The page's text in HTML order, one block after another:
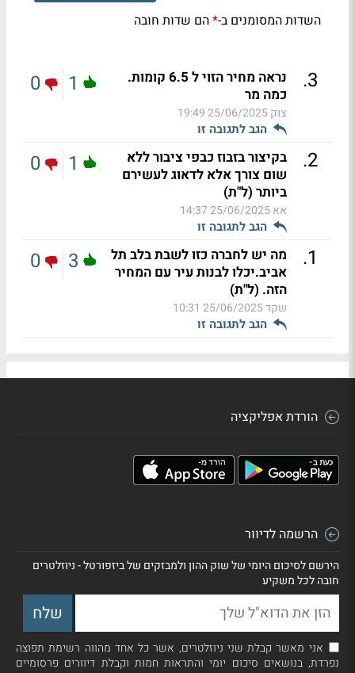
השדות המסומנים ב-*הם שדות חובה
3
.
נראה מחיר הזוי ל 6.5 קומות.
כמה מר
צוק25/06/2025 19:49
הגב לתגובה זו
1
0
2
.
בקיצור בזבוז כבפי ציבור ללא
שום צורך אלא לדאוג לעשירם
ביותר (ל"ת)
אא25/06/2025 14:37
הגב לתגובה זו
1
0
1
.
מה יש לחברה כזו לשבת בלב תל
אביב.יכלו לבנות עיר עם המחיר
הזה. (ל"ת)
שקד25/06/2025 10:31
הגב לתגובה זו
3
0
הורדת אפליקציה
הרשמה לדיוור
הירשם לסיכום היומי של שוק ההון ולמבזקים של ביזפורטל - ניוזלטרים
חובה לכל משקיע
אני מאשר קבלת שני ניוזלטרים, אשר כל אחד מהווה רשימת תפוצה
נפרדת, בנושאים סיכום יומי והתראות חמות וקבלת דיוורים פרסומיים